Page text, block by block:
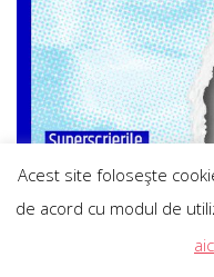
Acest site foloseşte
de acord cu modul de